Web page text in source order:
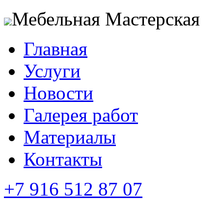
Мебельная Мастерская
Главная
Услуги
Новости
Галерея работ
Материалы
Контакты
+7 916 512 87 07